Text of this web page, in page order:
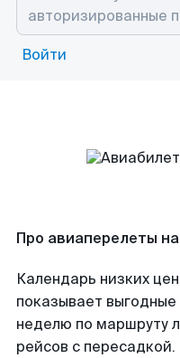
Войти
Про авиаперелеты
Календарь низких
показывает
неделю по маршруту
рейсов с